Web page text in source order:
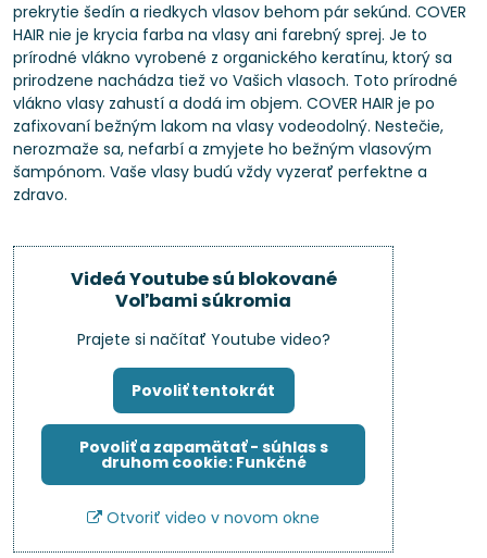
prekrytie šedín a riedkych vlasov behom pár sekúnd. COVER
HAIR nie je krycia farba na vlasy ani farebný sprej. Je to
prírodné vlákno vyrobené z organického keratínu, ktorý sa
prirodzene nachádza tiež vo Vašich vlasoch. Toto prírodné
vlákno vlasy zahustí a dodá im objem. COVER HAIR je po
zafixovaní bežným lakom na vlasy vodeodolný. Nestečie,
nerozmaže sa, nefarbí a zmyjete ho bežným vlasovým
šampónom. Vaše vlasy budú vždy vyzerať perfektne a
zdravo.
Videá Youtube sú blokované
Voľbami súkromia
Prajete si načítať Youtube video?
Povoliť tentokrát
Povoliť a zapamätať - súhlas s
druhom cookie: Funkčné
Otvoriť video v novom okne